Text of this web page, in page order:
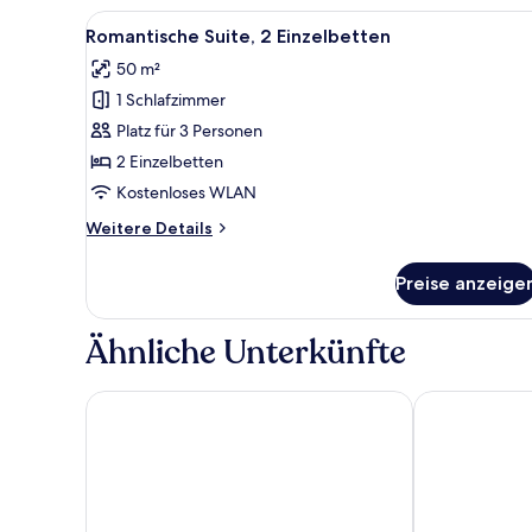
Alle
Fotos
für
Romantische
Suite,
2 Einzelbetten
anzeigen
Eine Holzterrasse mit Tisch
13
Romantische Suite, 2 Einzelbetten
50 m²
1 Schlafzimmer
Platz für 3 Personen
2 Einzelbetten
Kostenloses WLAN
Weitere Details
Weitere
Suite,
2 Einzelbetten
Preise
Ähnliche Unterkünfte
SriLanta Resort and Spa Anda Lanta